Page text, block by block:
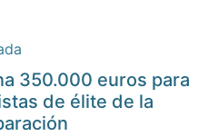
350.000 euros para
de élite de la